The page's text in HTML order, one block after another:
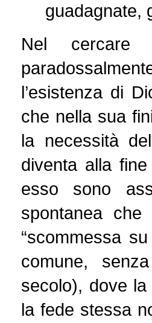
guadagnate,
Nel cercare
l’esistenza di
che nella sua
la necessità
diventa alla
esso sono
spontanea
“scommessa
comune,
secolo), dove
la fede stessa